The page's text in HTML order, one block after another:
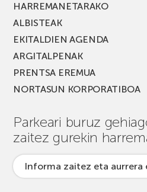
HARREMANETARAKO
ALBISTEAK
EKITALDIEN AGENDA
ARGITALPENAK
PRENTSA EREMUA
NORTASUN KORPORATIBOA
Parkeari buruz
zaitez gurekin
Informa zaitez eta aurrera